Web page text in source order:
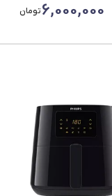
6,000,000تومان